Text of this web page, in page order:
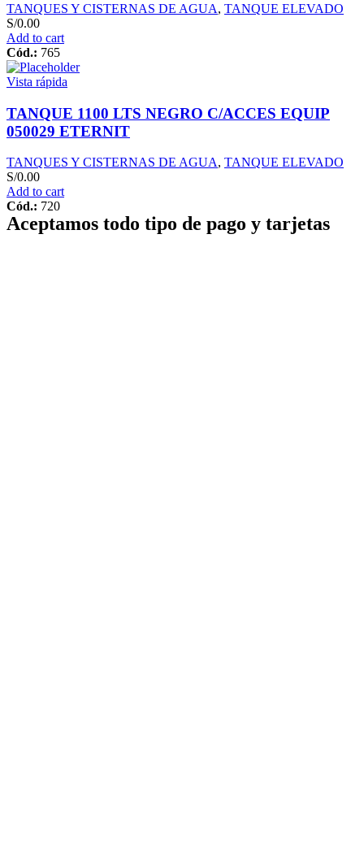
TANQUES Y CISTERNAS DE AGUA, TANQUE ELEVADO
S/0.00
Add to cart
Cód.: 765
Vista rápida
TANQUE 1100 LTS NEGRO C/ACCES EQUIP
050029 ETERNIT
TANQUES Y CISTERNAS DE AGUA, TANQUE ELEVADO
S/0.00
Add to cart
Cód.: 720
Aceptamos todo tipo de pago y tarjetas